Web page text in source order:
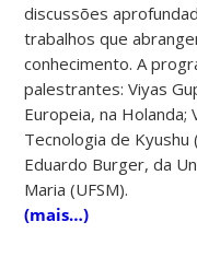
discussões
trabalhos que
conhecimento. A
palestrantes: Viyas
Europeia, na
Tecnologia de Kyushu
Eduardo Burger, da
Maria (UFSM).
(mais…)